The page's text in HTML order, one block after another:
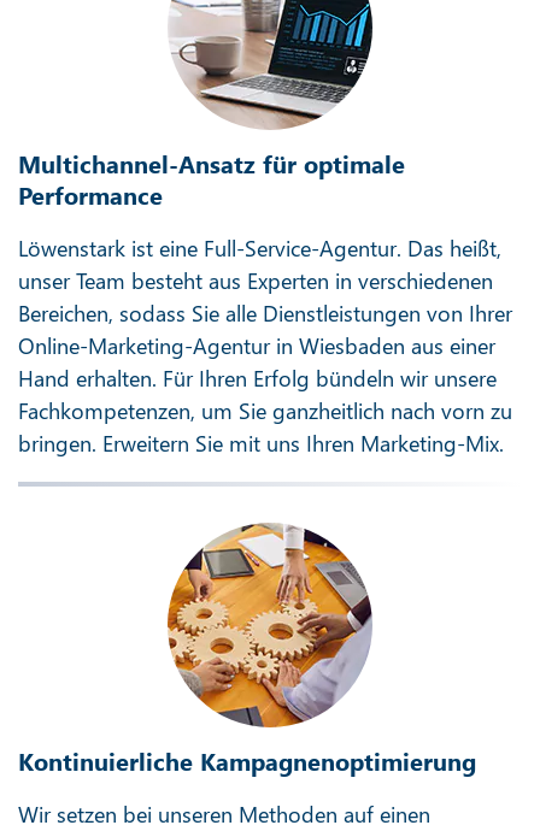
Multichannel-Ansatz für optimale
Performance
Löwenstark ist eine Full-Service-Agentur. Das heißt,
unser Team besteht aus Experten in verschiedenen
Bereichen, sodass Sie alle Dienstleistungen von Ihrer
Online-Marketing-Agentur in Wiesbaden aus einer
Hand erhalten. Für Ihren Erfolg bündeln wir unsere
Fachkompetenzen, um Sie ganzheitlich nach vorn zu
bringen. Erweitern Sie mit uns Ihren Marketing-Mix.
Kontinuierliche Kampagnenoptimierung
Wir setzen bei unseren Methoden auf einen